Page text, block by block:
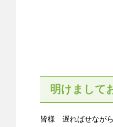
明けまして
皆様 遅ればせながら